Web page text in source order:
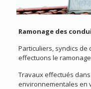
Ramonage des
Particuliers, syndics
effectuons le
Travaux effectués
environnementales en